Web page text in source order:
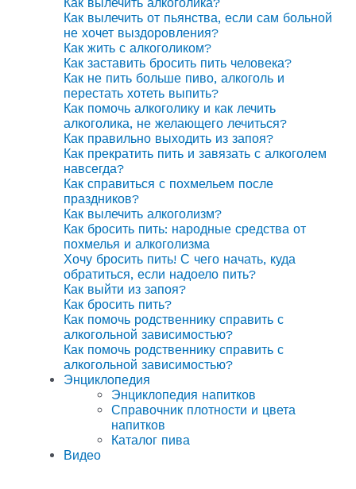
Как вылечить от пьянства, если сам больной
не хочет выздоровления?
Как жить с алкоголиком?
Как заставить бросить пить человека?
Как не пить больше пиво, алкоголь и
перестать хотеть выпить?
Как помочь алкоголику и как лечить
алкоголика, не желающего лечиться?
Как правильно выходить из запоя?
Как прекратить пить и завязать с алкоголем
навсегда?
Как справиться с похмельем после
праздников?
Как вылечить алкоголизм?
Как бросить пить: народные средства от
похмелья и алкоголизма
Хочу бросить пить! С чего начать, куда
обратиться, если надоело пить?
Как выйти из запоя?
Как бросить пить?
Как помочь родственнику справить с
алкогольной зависимостью?
Как помочь родственнику справить с
алкогольной зависимостью?
Энциклопедия
Энциклопедия напитков
Справочник плотности и цвета
напитков
Каталог пива
Видео